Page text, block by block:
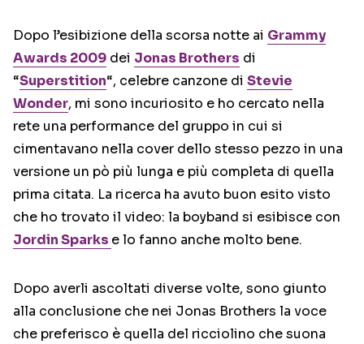
Dopo l’esibizione della scorsa notte ai Grammy
Awards 2009 dei Jonas Brothers di
“Superstition“, celebre canzone di Stevie
Wonder, mi sono incuriosito e ho cercato nella
rete una performance del gruppo in cui si
cimentavano nella cover dello stesso pezzo in una
versione un pò più lunga e più completa di quella
prima citata. La ricerca ha avuto buon esito visto
che ho trovato il video: la boyband si esibisce con
Jordin Sparks e lo fanno anche molto bene.
Dopo averli ascoltati diverse volte, sono giunto
alla conclusione che nei Jonas Brothers la voce
che preferisco è quella del ricciolino che suona